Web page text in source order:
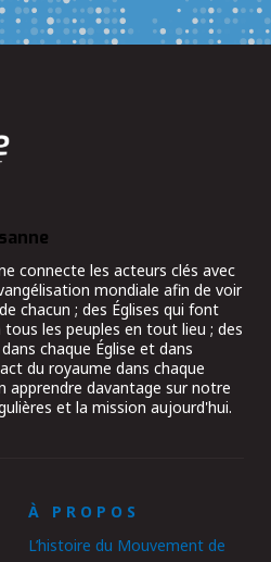
connecte les acteurs clés avec
mondiale afin de voir
chacun ; des Églises qui font
tous les peuples en tout lieu ; des
chaque Église et dans
du royaume dans chaque
apprendre davantage sur notre
et la mission aujourd'hui.
À PROPOS
L’histoire du Mouvement de